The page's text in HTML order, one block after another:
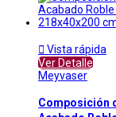
 Vista rápida
Ver Detalle
Meyvaser
Composición